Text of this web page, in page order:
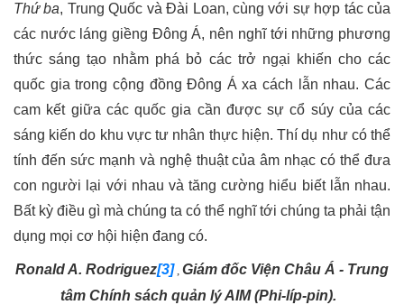
Thứ ba, Trung Quốc và Đài Loan, cùng với sự hợp tác của
các nước láng giềng Đông Á, nên nghĩ tới những phương
thức sáng tạo nhằm phá bỏ các trở ngại khiến cho các
quốc gia trong cộng đồng Đông Á xa cách lẫn nhau. Các
cam kết giữa các quốc gia cần được sự cổ súy của các
sáng kiến do khu vực tư nhân thực hiện. Thí dụ như có thể
tính đến sức mạnh và nghệ thuật của âm nhạc có thể đưa
con người lại với nhau và tăng cường hiểu biết lẫn nhau.
Bất kỳ điều gì mà chúng ta có thể nghĩ tới chúng ta phải tận
dụng mọi cơ hội hiện đang có.
Ronald A. Rodriguez[3], Giám đốc Viện Châu Á - Trung
tâm Chính sách quản lý AIM (Phi-líp-pin).